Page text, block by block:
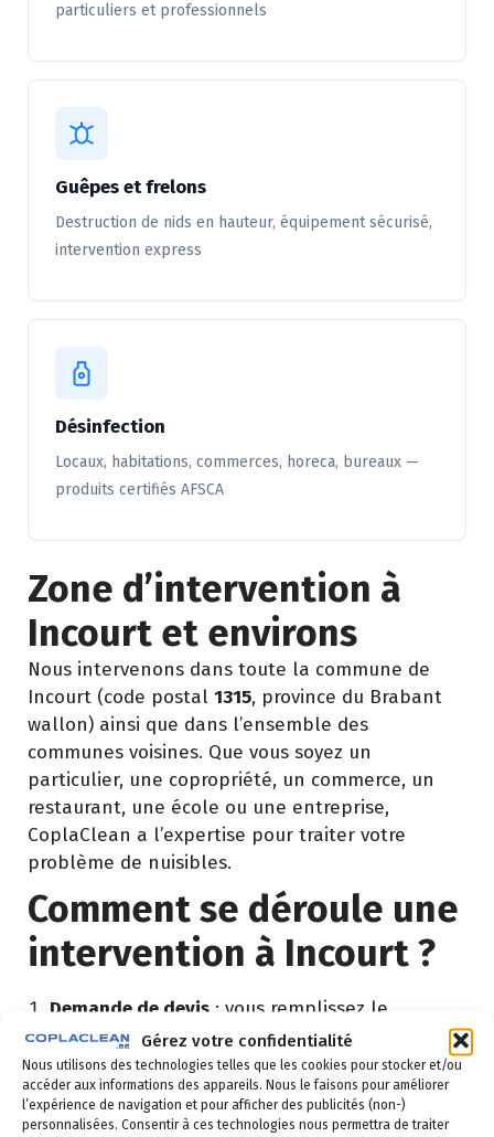
Gérez votre confidentialité
Nous utilisons des technologies telles que les cookies pour stocker et/ou
accéder aux informations des appareils. Nous le faisons pour améliorer
l’expérience de navigation et pour afficher des publicités (non-)
personnalisées. Consentir à ces technologies nous permettra de traiter
particuliers et professionnels
Guêpes et frelons
Destruction de nids en hauteur, équipement sécurisé,
intervention express
Désinfection
Locaux, habitations, commerces, horeca, bureaux —
produits certifiés AFSCA
Zone d’intervention à
Incourt et environs
Nous intervenons dans toute la commune de
Incourt (code postal 1315, province du Brabant
wallon) ainsi que dans l’ensemble des
communes voisines. Que vous soyez un
particulier, une copropriété, un commerce, un
restaurant, une école ou une entreprise,
CoplaClean a l’expertise pour traiter votre
problème de nuisibles.
Comment se déroule une
intervention à Incourt ?
Demande de devis : vous remplissez le
formulaire ci-dessous ou vous nous appelez au
02 523 21 89. Réponse sous 24h.
Diagnostic gratuit: notre technicien vient
identifier la nuisance et son origine.